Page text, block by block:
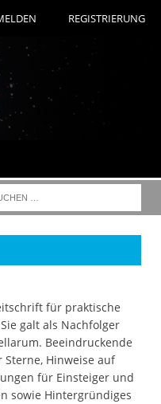
REGISTRIERUNG
für praktische
galt als Nachfolger
Beeindruckende
Hinweise auf
für Einsteiger und
sowie Hintergründiges